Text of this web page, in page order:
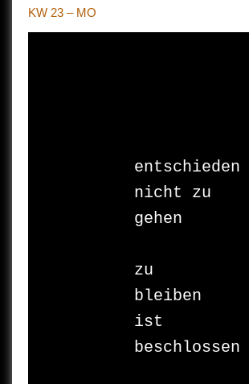
KW 23 – MO
entschieden
nicht zu
gehen
zu
bleiben
ist
beschlossen